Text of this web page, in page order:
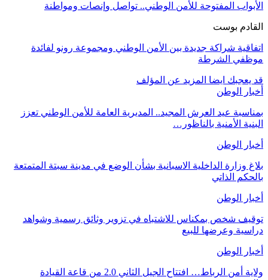
الأبواب المفتوحة للأمن الوطني.. تواصل وإنصات ومواطنة
القادم بوست
اتفاقية شراكة جديدة بين الأمن الوطني ومجموعة رونو لفائدة
موظفي الشرطة
قد يعجبك ايضا المزيد عن المؤلف
أخبار الوطن
بمناسبة عيد العرش المجيد.. المديرية العامة للأمن الوطني تعزز
البنية الأمنية بالناظور…
أخبار الوطن
بلاغ وزارة الداخلية الاسبانية بشأن الوضع في مدينة سبتة المتمتعة
بالحكم الذاتي
أخبار الوطن
توقيف شخص بمكناس للاشتباه في تزوير وثائق رسمية وشواهد
دراسية وعرضها للبيع
أخبار الوطن
ولاية أمن الرباط… افتتاح الجيل الثاني 2.0 من قاعة القيادة